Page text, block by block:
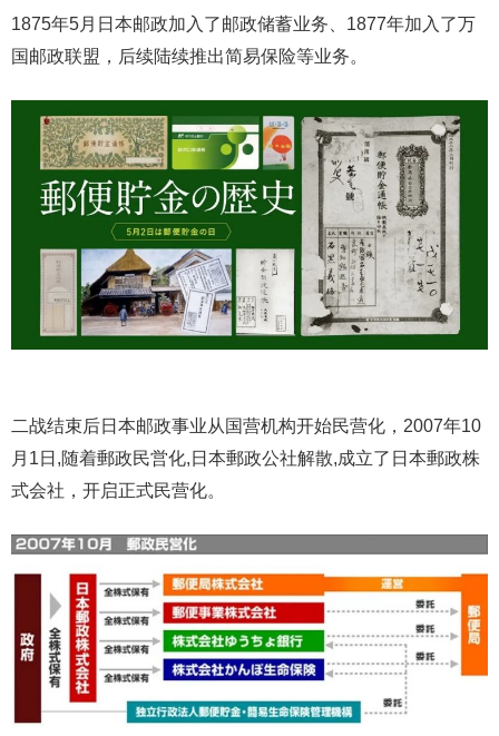
1875年5月日本邮政加入了邮政储蓄业务、1877年加入了万
国邮政联盟，后续陆续推出简易保险等业务。
二战结束后日本邮政事业从国营机构开始民营化，2007年10
月1日,随着郵政民営化,日本郵政公社解散,成立了日本郵政株
式会社，开启正式民营化。